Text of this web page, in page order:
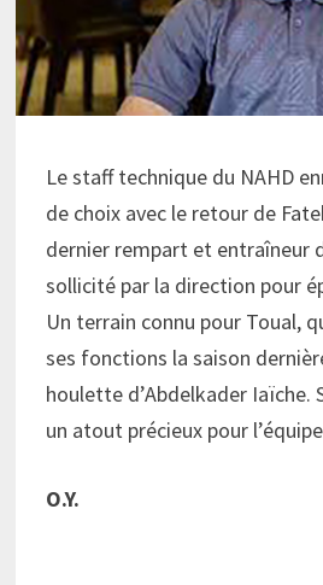
Le staff technique du NAHD
de choix avec le retour de
dernier rempart et entraîneur
sollicité par la direction pour
Un terrain connu pour Toual,
ses fonctions la saison
houlette d’Abdelkader Iaïche.
un atout précieux pour
O.Y.